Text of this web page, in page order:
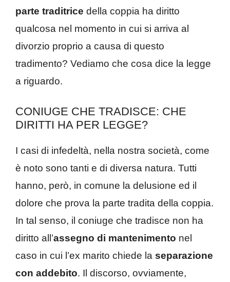
parte traditrice della coppia ha diritto
qualcosa nel momento in cui si arriva al
divorzio proprio a causa di questo
tradimento? Vediamo che cosa dice la legge
a riguardo.
CONIUGE CHE TRADISCE: CHE
DIRITTI HA PER LEGGE?
I casi di infedeltà, nella nostra società, come
è noto sono tanti e di diversa natura. Tutti
hanno, però, in comune la delusione ed il
dolore che prova la parte tradita della coppia.
In tal senso, il coniuge che tradisce non ha
diritto all’assegno di mantenimento nel
caso in cui l’ex marito chiede la separazione
con addebito. Il discorso, ovviamente,